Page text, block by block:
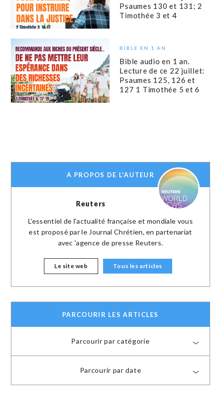
Psaumes 130 et 131; 2
Timothée 3 et 4
BIBLE EN 1 AN
Bible audio en 1 an.
Lecture de ce 22 juillet:
Psaumes 125, 126 et
127 1 Timothée 5 et 6
A PROPOS DE L'AUTEUR
Reuters
L'essentiel de l'actualité française et mondiale vous
est proposé par le Journal Chrétien, en partenariat
avec 'agence de presse Reuters.
Le site web Tous les articles
PARCOURIR LES ARTICLES
Parcourir par catégorie
Parcourir par date